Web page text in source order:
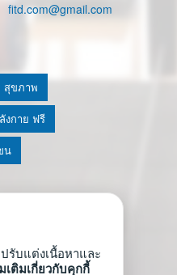
fitd.com@gmail.com
|เงื่อนไขการใช้เว็บ
สุขภาพ
งกาย ฟรี
น
รับแต่งเนื้อหาและ
เติมเกี่ยวกับคุกกี้